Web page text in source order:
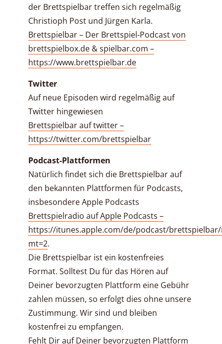
der Brettspielbar treffen sich regelmäßig
Christioph Post und Jürgen Karla.
Brettspielbar – Der Brettspiel-Podcast von
brettspielbox.de & spielbar.com –
https://www.brettspielbar.de
Twitter
Auf neue Episoden wird regelmäßig auf
Twitter hingewiesen
Brettspielbar auf twitter –
https://twitter.com/brettspielbar
Podcast-Plattformen
Natürlich findet sich die Brettspielbar auf
den bekannten Plattformen für Podcasts,
insbesondere Apple Podcasts
Brettspielradio auf Apple Podcasts –
https://itunes.apple.com/de/podcast/brettspielbar/
mt=2.
Die Brettspielbar ist ein kostenfreies
Format. Solltest Du für das Hören auf
Deiner bevorzugten Plattform eine Gebühr
zahlen müssen, so erfolgt dies ohne unsere
Zustimmung. Wir sind und bleiben
kostenfrei zu empfangen.
Fehlt Dir auf Deiner bevorzugten Plattform